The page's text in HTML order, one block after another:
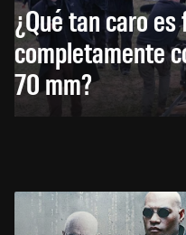
¿Qué tan caro
completamente
70 mm?